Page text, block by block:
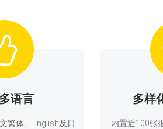
语言
繁体、English及日
多样
内置近100张